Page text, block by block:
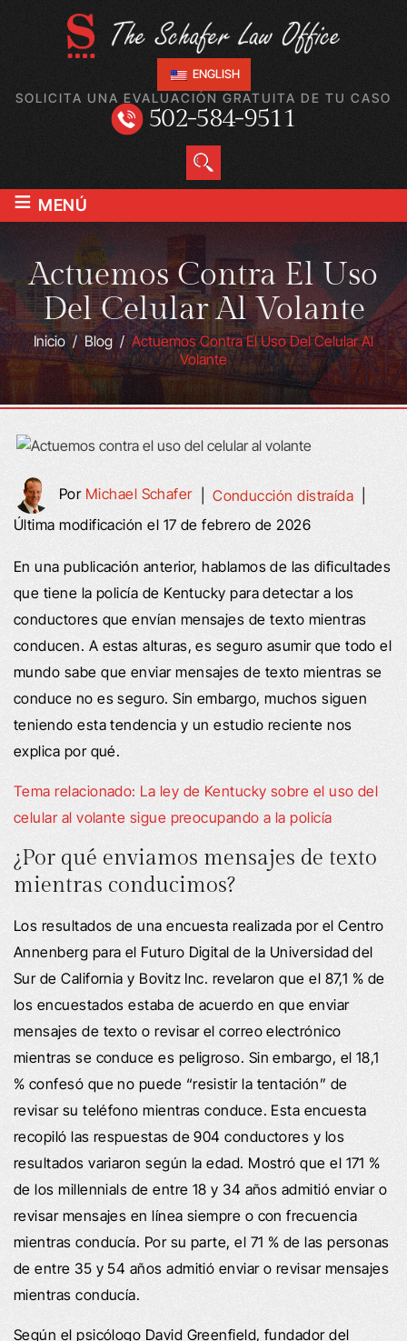
ENGLISH
SOLICITA UNA EVALUACIÓN GRATUITA DE TU CASO
502-584-9511
≡ MENÚ
Actuemos Contra El Uso
Del Celular Al Volante
Inicio/Blog/Actuemos Contra El Uso Del Celular Al
Volante
Por Michael Schafer|Conducción distraída
Última modificación el 17 de febrero de 2026
En una publicación anterior, hablamos de las dificultades
que tiene la policía de Kentucky para detectar a los
conductores que envían mensajes de texto mientras
conducen. A estas alturas, es seguro asumir que todo el
mundo sabe que enviar mensajes de texto mientras se
conduce no es seguro. Sin embargo, muchos siguen
teniendo esta tendencia y un estudio reciente nos
explica por qué.
Tema relacionado: La ley de Kentucky sobre el uso del
celular al volante sigue preocupando a la policía
¿Por qué enviamos mensajes de texto
mientras conducimos?
Los resultados de una encuesta realizada por el Centro
Annenberg para el Futuro Digital de la Universidad del
Sur de California y Bovitz Inc. revelaron que el 87,1 % de
los encuestados estaba de acuerdo en que enviar
mensajes de texto o revisar el correo electrónico
mientras se conduce es peligroso. Sin embargo, el 18,1
% confesó que no puede “resistir la tentación” de
revisar su teléfono mientras conduce. Esta encuesta
recopiló las respuestas de 904 conductores y los
resultados variaron según la edad. Mostró que el 171 %
de los millennials de entre 18 y 34 años admitió enviar o
revisar mensajes en línea siempre o con frecuencia
mientras conducía. Por su parte, el 71 % de las personas
de entre 35 y 54 años admitió enviar o revisar mensajes
mientras conducía.
Según el psicólogo David Greenfield, fundador del